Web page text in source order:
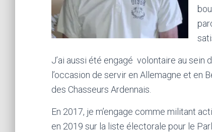
J’ai aussi été engagé volontaire au sein
l’occasion de servir en Allemagne et
des Chasseurs Ardennais.
En 2017, je m’engage comme militant
en 2019 sur la liste électorale pour le